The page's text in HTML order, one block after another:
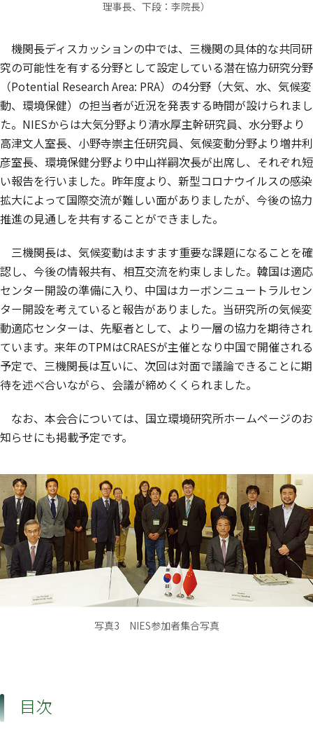
理事長、下段：李院長）
機関長ディスカッションの中では、三機関の具体的な共同研
究の可能性を有する分野として設定している潜在協力研究分野
（Potential Research Area: PRA）の4分野（大気、水、気候変
動、環境保健）の担当者が近況を発表する時間が設けられまし
た。NIESからは大気分野より清水厚主幹研究員、水分野より
高津文人室長、小野寺崇主任研究員、気候変動分野より増井利
彦室長、環境保健分野より中山祥嗣次長が出席し、それぞれ短
い報告を行いました。昨年度より、新型コロナウイルスの感染
拡大によって国際交流が難しい面がありましたが、今後の協力
推進の見通しを共有することができました。
三機関長は、気候変動はますます重要な課題になることを確
認し、今後の情報共有、相互交流を約束しました。韓国は適応
センター開設の準備に入り、中国はカーボンニュートラルセン
ター開設を考えていると報告がありました。当研究所の気候変
動適応センターは、先駆者として、より一層の協力を期待され
ています。来年のTPMはCRAESが主催となり中国で開催される
予定で、三機関長は互いに、次回は対面で議論できることに期
待を述べ合いながら、会議が締めくくられました。
なお、本会合については、国立環境研究所ホームページのお
知らせにも掲載予定です。
写真3 NIES参加者集合写真
目次